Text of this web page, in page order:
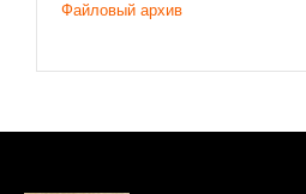
Файловый архив